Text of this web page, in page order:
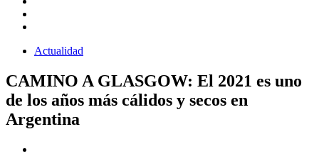
Actualidad
CAMINO A GLASGOW: El 2021 es uno
de los años más cálidos y secos en
Argentina